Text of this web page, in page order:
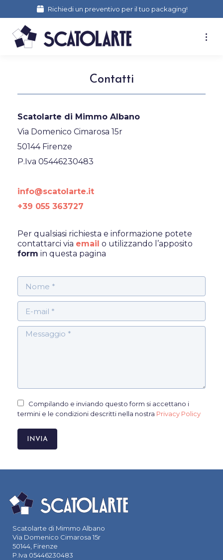
Richiedi un preventivo per il tuo packaging!
Contatti
Scatolarte di Mimmo Albano
Via Domenico Cimarosa 15r
50144 Firenze
P.Iva 05446230483
info@scatolarte.it
+39 055 363727
Per qualsiasi richiesta e informazione potete
contattarci via email o utilizzando l’apposito
form in questa pagina
Nome *
E-mail *
Messaggio *
Compilando e inviando questo form si accettano i
termini e le condizioni descritti nella nostra Privacy Policy
INVIA
Scatolarte di Mimmo Albano
Via Domenico Cimarosa 15r
50144, Firenze
P.Iva 05446230483